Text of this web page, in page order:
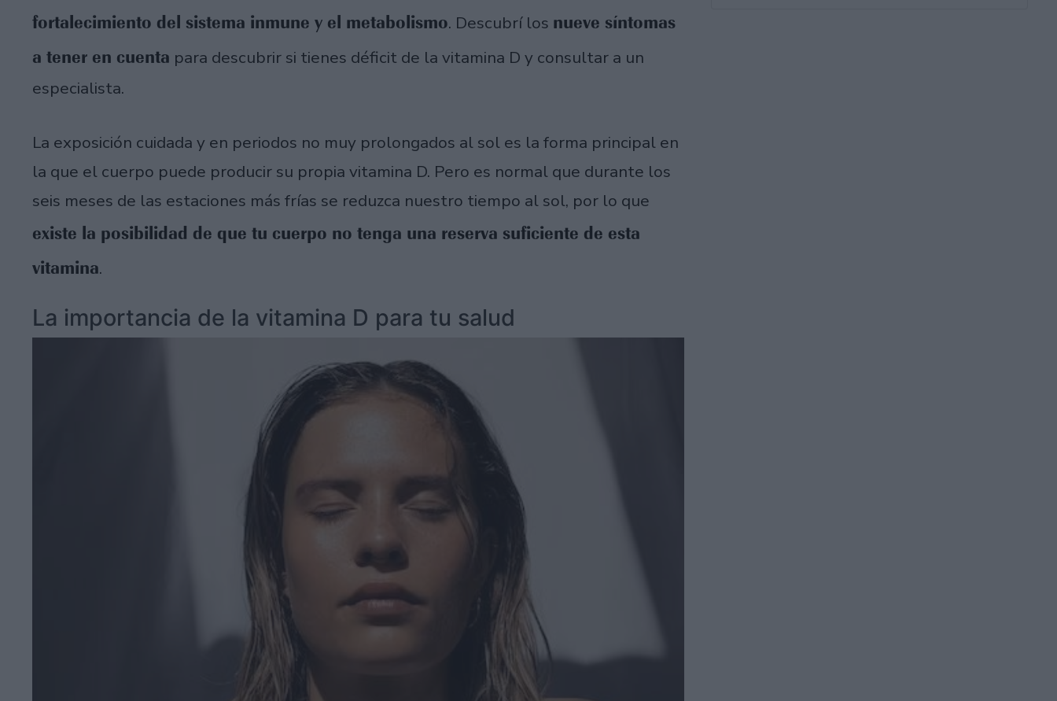
fortalecimiento del sistema inmune y el metabolismo. Descubrí los nueve síntomas
a tener en cuenta para descubrir si tienes déficit de la vitamina D y consultar a un
especialista.
La exposición cuidada y en periodos no muy prolongados al sol es la forma principal en
la que el cuerpo puede producir su propia vitamina D. Pero es normal que durante los
seis meses de las estaciones más frías se reduzca nuestro tiempo al sol, por lo que
existe la posibilidad de que tu cuerpo no tenga una reserva suficiente de esta
vitamina.
La importancia de la vitamina D para tu salud